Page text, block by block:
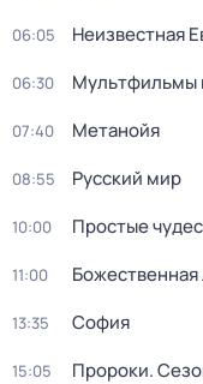
06:05 Неизвестная
06:30 Мультфильмы
07:40 Метанойя
08:55 Русский мир
10:00 Простые
11:00 Божественнaя
13:35 София
15:05 Пророки.